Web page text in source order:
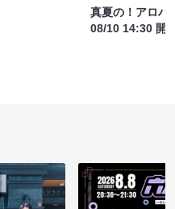
真夏の！アロハ
08/10 14:30 開